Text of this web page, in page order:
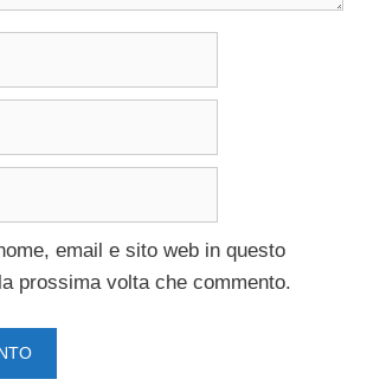
email e sito web in questo
prossima volta che commento.